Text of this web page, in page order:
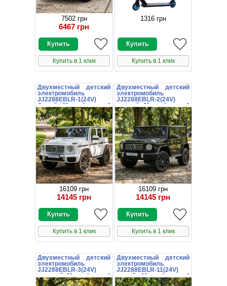
7502 грн
6467 грн
Купить в 1 клик
1316 грн
Купить в 1 клик
Двухместный детский
электромобиль
JJ2288EBLR-1(24V)
белый Mercedes с 4
моторами
16109 грн
14145 грн
Купить в 1 клик
Двухместный детский
электромобиль
JJ2288EBLR-2(24V)
черный Mercedes с 4
моторами
16109 грн
14145 грн
Купить в 1 клик
Двухместный детский
электромобиль
JJ2288EBLR-3(24V)
красный Mercedes с 4
моторами
Двухместный детский
электромобиль
JJ2288EBLR-11(24V)
серый Mercedes с 4
моторами